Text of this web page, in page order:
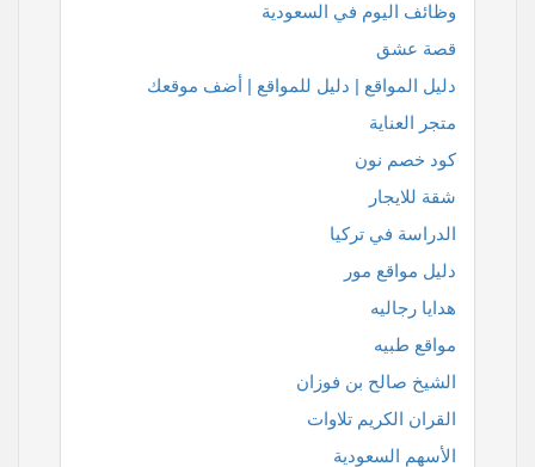
وظائف اليوم في السعودية
قصة عشق
دليل المواقع | دليل للمواقع | أضف موقعك
متجر العناية
كود خصم نون
شقة للايجار
الدراسة في تركيا
دليل مواقع مور
هدايا رجاليه
مواقع طبيه
الشيخ صالح بن فوزان
القران الكريم تلاوات
الأسهم السعودية